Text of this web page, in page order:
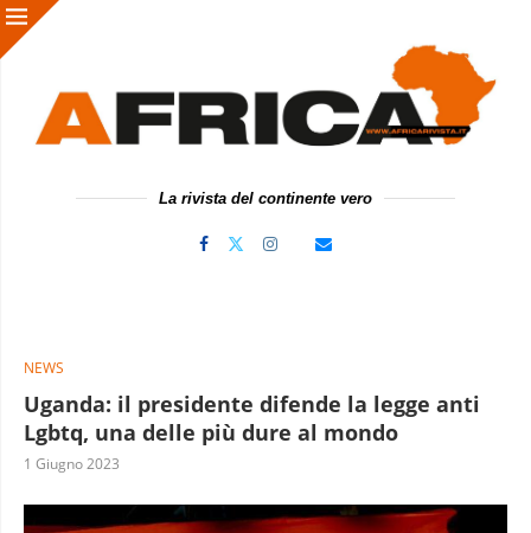
La rivista del continente vero
NEWS
Uganda: il presidente difende la legge anti
Lgbtq, una delle più dure al mondo
1 Giugno 2023